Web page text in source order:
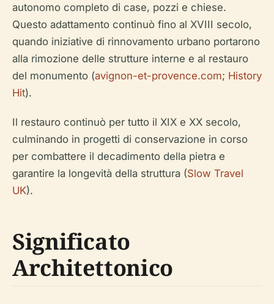
autonomo completo di case, pozzi e chiese.
Questo adattamento continuò fino al XVIII secolo,
quando iniziative di rinnovamento urbano portarono
alla rimozione delle strutture interne e al restauro
del monumento (avignon-et-provence.com; History
Hit).
Il restauro continuò per tutto il XIX e XX secolo,
culminando in progetti di conservazione in corso
per combattere il decadimento della pietra e
garantire la longevità della struttura (Slow Travel
UK).
Significato
Architettonico